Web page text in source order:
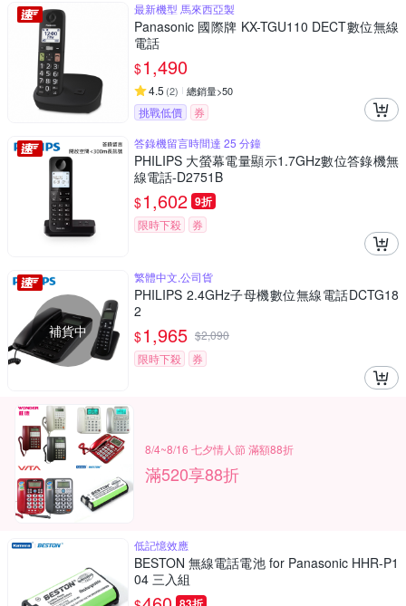
最新機型 馬來西亞製
Panasonic 國際牌 KX-TGU110 DECT數位無線
電話
$1,490
4.5 (2) 總銷量>50
挑戰低價
券
答錄機留言時間達 25 分鐘
PHILIPS 大螢幕電量顯示1.7GHz數位答錄機無
線電話-D2751B
$1,602 9折
限時下殺 券
補貨中
繁體中文,公司貨
PHILIPS 2.4GHz子母機數位無線電話DCTG18
2
$1,965 $2,090
限時下殺
券
8/4~8/16 七夕情人節 滿額88折
滿520享88折
低記憶效應
BESTON 無線電話電池 for Panasonic HHR-P1
04 三入組